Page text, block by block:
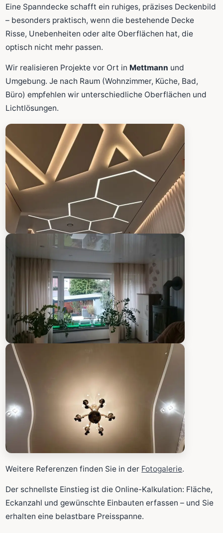
Schnellrechner
FLÄCHE (M²)
Zum Rechner
Fläche wird in den großen Rechner übernommen.
Eine Spanndecke schafft ein ruhiges, präzises Deckenbild
– besonders praktisch, wenn die bestehende Decke
Risse, Unebenheiten oder alte Oberflächen hat, die
optisch nicht mehr passen.
Wir realisieren Projekte vor Ort in Mettmann und
Umgebung. Je nach Raum (Wohnzimmer, Küche, Bad,
Büro) empfehlen wir unterschiedliche Oberflächen und
Lichtlösungen.
Weitere Referenzen finden Sie in der Fotogalerie.
Der schnellste Einstieg ist die Online-Kalkulation: Fläche,
Eckanzahl und gewünschte Einbauten erfassen – und Sie
erhalten eine belastbare Preisspanne.